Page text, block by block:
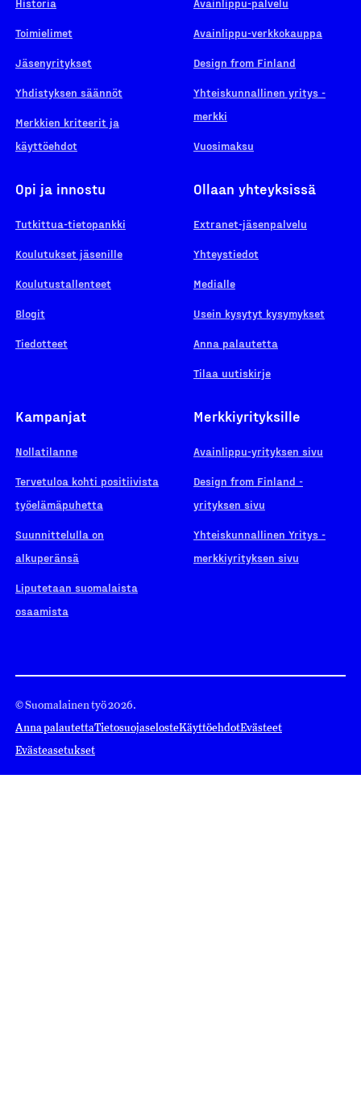
Historia
Toimielimet
Jäsenyritykset
Yhdistyksen säännöt
Merkkien kriteerit ja
käyttöehdot
Avainlippu-palvelu
Avainlippu-verkkokauppa
Design from Finland
Yhteiskunnallinen yritys -
merkki
Vuosimaksu
Opi ja innostu
Tutkittua-tietopankki
Koulutukset jäsenille
Koulutustallenteet
Blogit
Tiedotteet
Ollaan yhteyksissä
Extranet-jäsenpalvelu
Yhteystiedot
Medialle
Usein kysytyt kysymykset
Anna palautetta
Tilaa uutiskirje
Kampanjat
Nollatilanne
Tervetuloa kohti positiivista
työelämäpuhetta
Suunnittelulla on
alkuperänsä
Liputetaan suomalaista
osaamista
Merkkiyrityksille
Avainlippu-yrityksen sivu
Design from Finland -
yrityksen sivu
Yhteiskunnallinen Yritys -
merkkiyrityksen sivu
© Suomalainen työ 2026.
Anna palautettaTietosuojaselosteKäyttöehdotEvästeet
Evästeasetukset